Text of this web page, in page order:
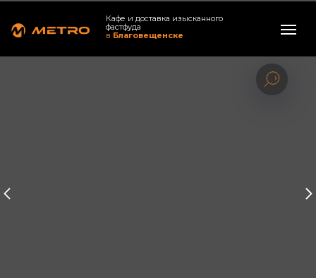
Кафе и доставка изысканного
фастфуда
в Благовещенске